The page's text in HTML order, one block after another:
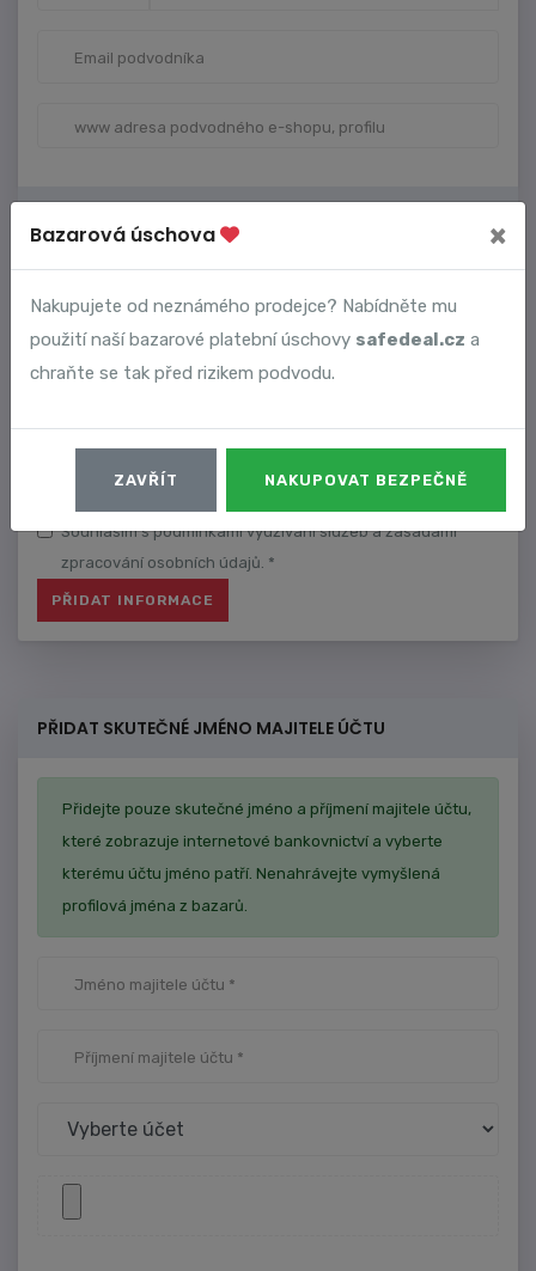
Souhlasím s podmínkami využívání služeb a zásadami
zpracování osobních údajů. *
PŘIDAT SKUTEČNÉ JMÉNO MAJITELE ÚČTU
Přidejte pouze skutečné jméno a příjmení majitele účtu,
které zobrazuje internetové bankovnictví a vyberte
kterému účtu jméno patří. Nenahrávejte vymyšlená
profilová jména z bazarů.
Bazarová úschova ×
Nakupujete od neznámého prodejce? Nabídněte mu
použití naší bazarové platební úschovy safedeal.cz a
chraňte se tak před rizikem podvodu.
ZAVŘÍT NAKUPOVAT BEZPEČNĚ